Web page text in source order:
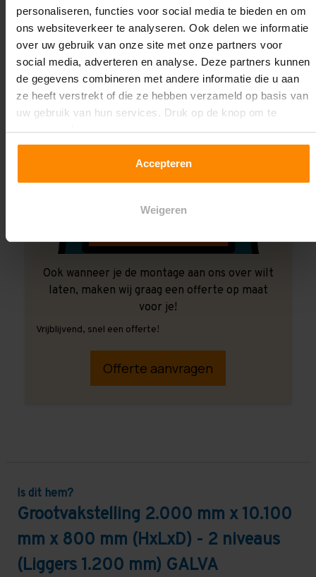
personaliseren, functies voor social media te bieden en om
ons websiteverkeer te analyseren. Ook delen we informatie
over uw gebruik van onze site met onze partners voor
social media, adverteren en analyse. Deze partners kunnen
de gegevens combineren met andere informatie die u aan
ze heeft verstrekt of die ze hebben verzameld op basis van
uw gebruik van hun services. Druk op de knop om te
accepteren!
Accepteren
Weigeren
Ook wanneer je de montage aan ons over wilt
laten, maken wij graag een offerte op maat
voor je!
Vrijblijvend, snel een offerte!
Offerte aanvragen
Is dit hem?
Grootvakstelling 2.000 mm x 10.100
mm x 800 mm (HxLxD) - 2 niveaus
(Liggers 1.200 mm) GALVA